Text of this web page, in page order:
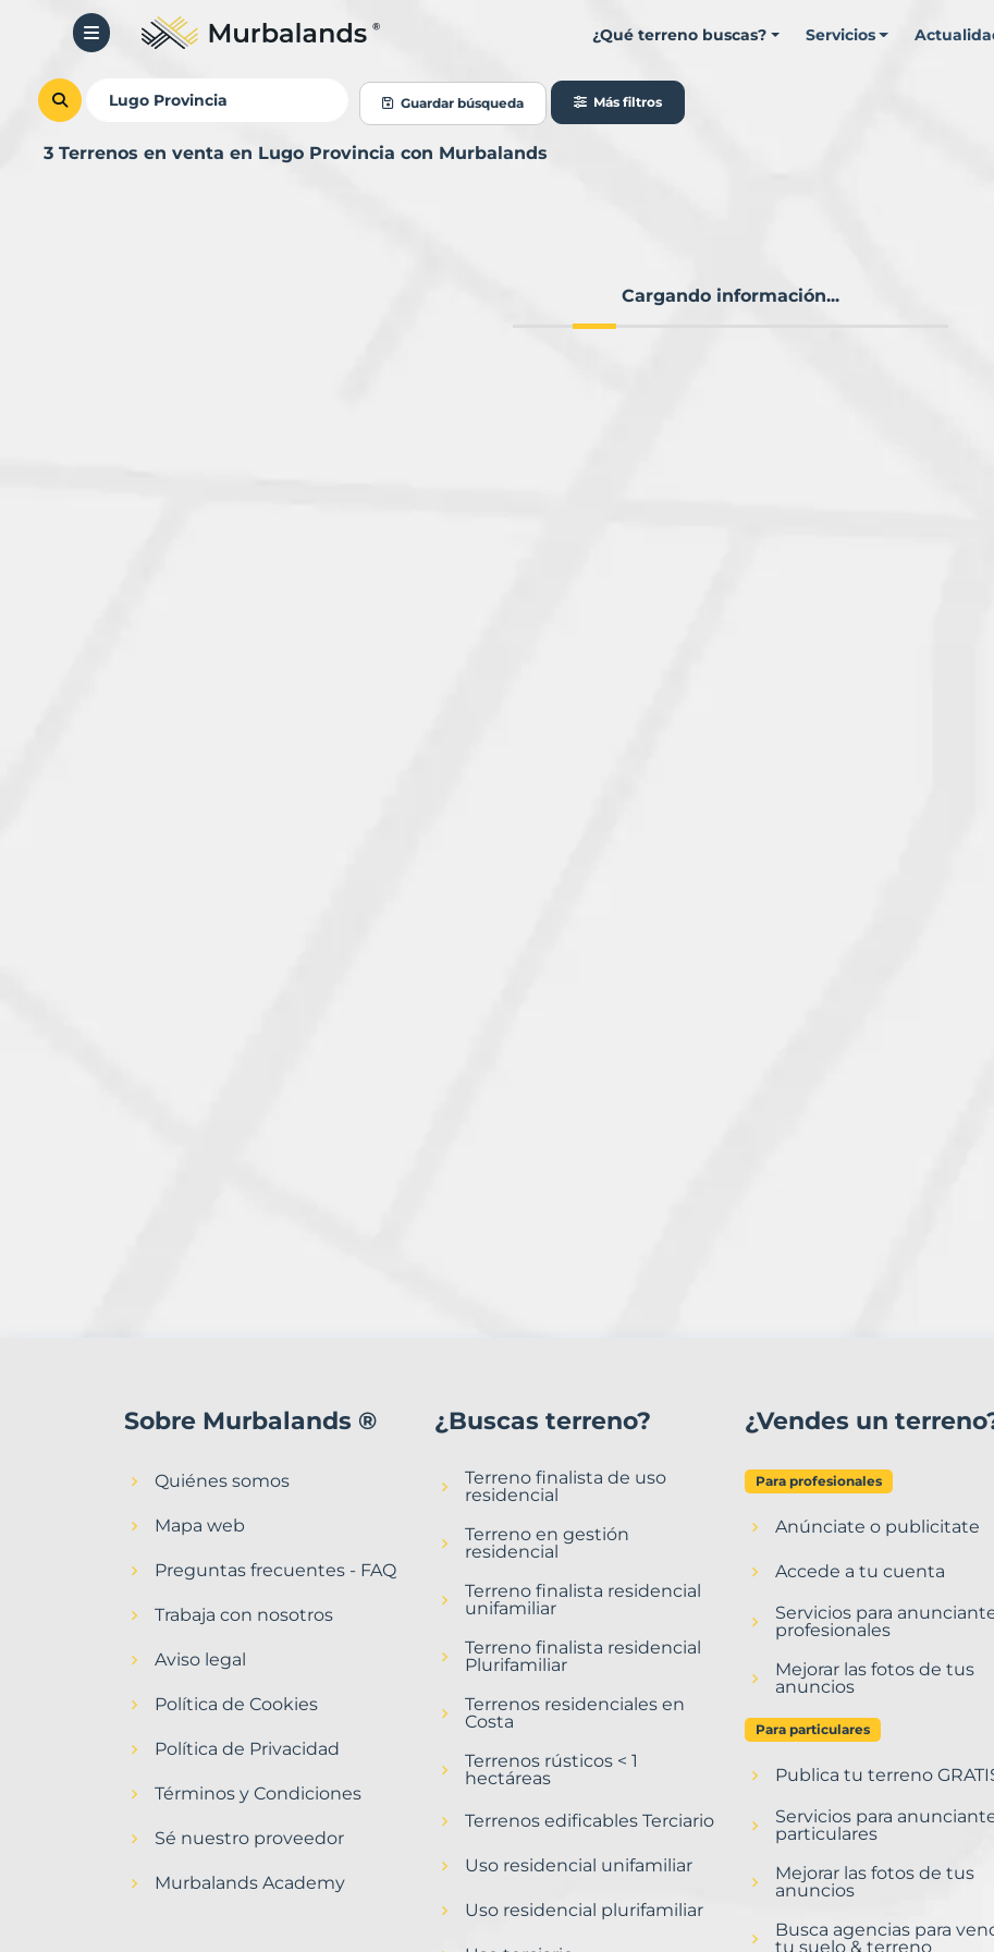
¿Qué terreno buscas? Servicios
Guardar búsqueda Más filtros
3 Terrenos en venta en Lugo Provincia con Murbalands
Cargando información...
Sobre Murbalands ®
Quiénes somos
Mapa web
Preguntas frecuentes - FAQ
Trabaja con nosotros
Aviso legal
Política de Cookies
Política de Privacidad
Términos y Condiciones
Sé nuestro proveedor
Murbalands Academy
¿Buscas terreno?
Terreno finalista de uso
residencial
Terreno en gestión
residencial
Terreno finalista residencial
unifamiliar
Terreno finalista residencial
Plurifamiliar
Terrenos residenciales en
Costa
Terrenos rústicos < 1
hectáreas
Terrenos edificables Terciario
Uso residencial unifamiliar
Uso residencial plurifamiliar
¿Vendes un
Para profesionales
Anúnciate o publicitate
Accede a tu cuenta
Servicios para
profesionales
Mejorar las fotos de tus
anuncios
Para particulares
Publica tu terreno
Servicios para
particulares
Mejorar las fotos de tus
anuncios
Busca agencias para
tu suelo & terreno